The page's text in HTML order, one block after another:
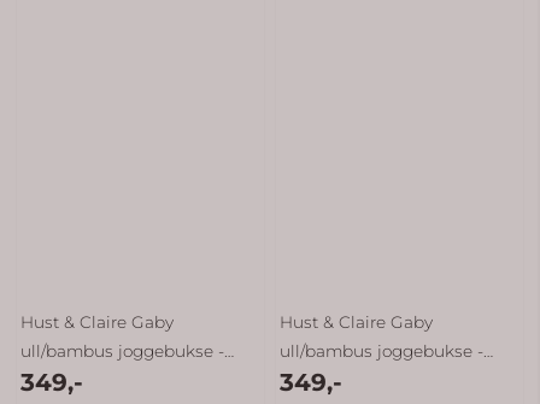
Hust & Claire Gaby
ull/bambus joggebukse -
balsam ...
349,-
Hust & Claire Gaby
ull/bambus joggebukse -
slate ...
349,-